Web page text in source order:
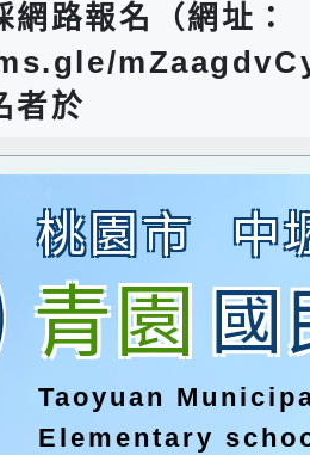
網路報名（網址：
者於
桃園市 中
青園國
Taoyuan
Elementary